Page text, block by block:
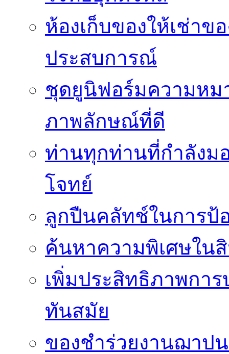
ห้องเก็บของให้เช่าข
ประสบการณ์
ชุดยูนิฟอร์มความหม
ภาพลักษณ์ที่ดี
ท่านทุกท่านที่กำลังม
โจทย์
ลูกปืนคลัทช์ในการป้
ค้นหาความพิเศษใน
เพิ่มประสิทธิภาพกา
ทันสมัย
ของชำร่วยงานฌาป